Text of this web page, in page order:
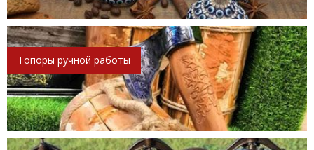
Топоры ручной работы